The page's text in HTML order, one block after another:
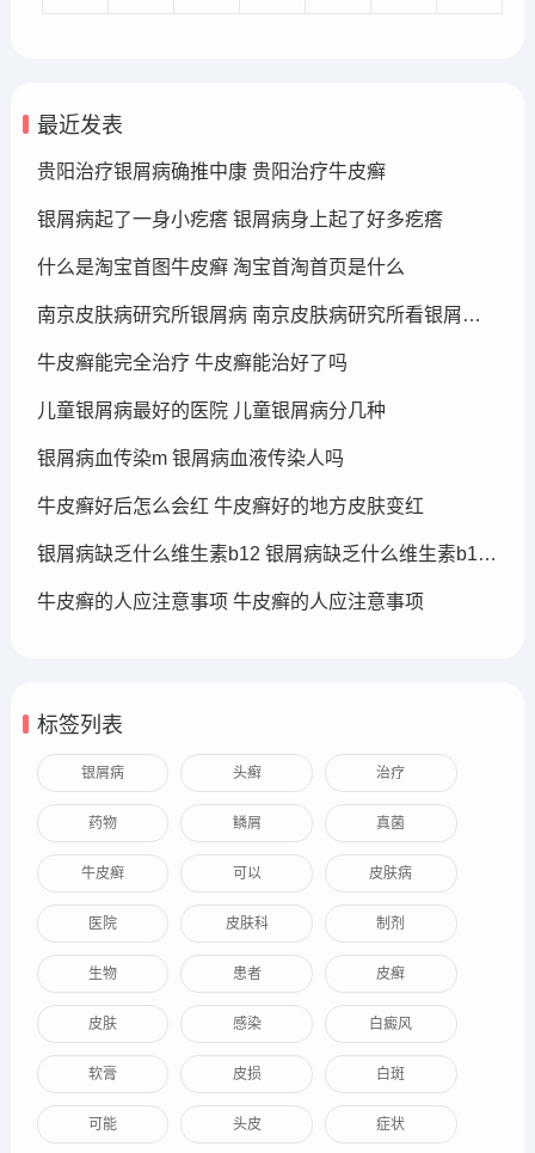
最近发表
贵阳治疗银屑病确推中康 贵阳治疗牛皮癣
银屑病起了一身小疙瘩 银屑病身上起了好多疙瘩
什么是淘宝首图牛皮癣 淘宝首淘首页是什么
南京皮肤病研究所银屑病 南京皮肤病研究所看银屑病哪个医生厉害
牛皮癣能完全治疗 牛皮癣能治好了吗
儿童银屑病最好的医院 儿童银屑病分几种
银屑病血传染m 银屑病血液传染人吗
牛皮癣好后怎么会红 牛皮癣好的地方皮肤变红
银屑病缺乏什么维生素b12 银屑病缺乏什么维生素b12可以补充
牛皮癣的人应注意事项 牛皮癣的人应注意事项
标签列表
银屑病 头癣 治疗
药物 鳞屑 真菌
牛皮癣 可以 皮肤病
医院 皮肤科 制剂
生物 患者 皮癣
皮肤 感染 白癜风
软膏 皮损 白斑
可能 头皮 症状